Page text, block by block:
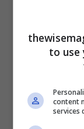
“come
camera dei
che fa
to use
content
services